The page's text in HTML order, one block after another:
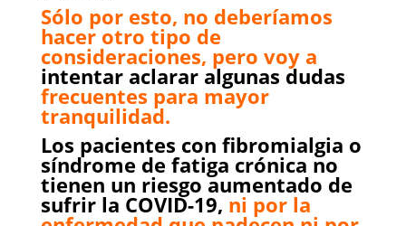
Sólo por esto, no deberíamos
hacer otro tipo de
consideraciones, pero voy a
intentar aclarar algunas dudas
frecuentes para mayor
tranquilidad.
Los pacientes con fibromialgia o
síndrome de fatiga crónica no
tienen un riesgo aumentado de
sufrir la COVID-19, ni por la